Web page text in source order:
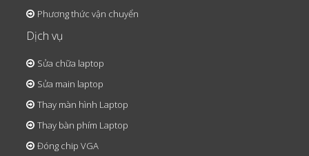
Phương thức vận chuyển
Dịch vụ
Sửa chữa laptop
Sửa main laptop
Thay màn hình Laptop
Thay bàn phím Laptop
Đóng chip VGA